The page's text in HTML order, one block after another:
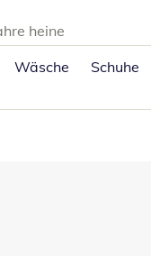
heine
Wäsche Schuhe